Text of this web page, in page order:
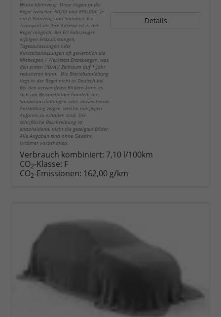
Wunschfahrzeug. Diese liegen in der
Regel zwischen 60,00 und 890,00€, je
nach Fahrzeug und Standort. Ein
Transport an Ihre Adresse ist in der
Regel möglich. Bei EU-Fahrzeugen
erfolgen Erstzulassungen,
Tageszulassungen oder
Kurzzeitzulassungen oft gewerblich als
Mietwagen / Werkstatt Ersatzwagen, was
den ersten HU/AU Zeitraum auf 1 Jahr
reduzieren kann. Die Betriebsanleitung
liegt in der Regel nicht in Deutsch bei.
Bei den verwendeten Bildern kann es
sich um Beispielbilder handeln die
Sonderausstattungen oder abweichende
Ausstattung zeigen, welche nur gegen
Aufpreis zu erhalten sind. Die
schriftliche Beschreibung ist
entscheidend, nicht die gezeigten Bilder.
Alle Angaben sind ohne Gewähr.
Irrtümer vorbehalten.
Details
Verbrauch kombiniert: 7,10 l/100km
CO2-Klasse: F
CO2-Emissionen: 162,00 g/km